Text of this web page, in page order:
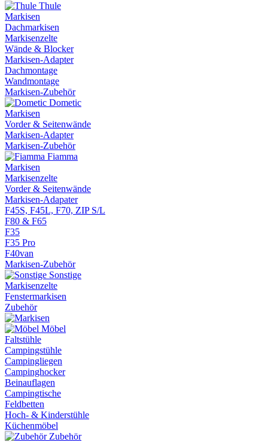
Thule
Markisen
Dachmarkisen
Markisenzelte
Wände & Blocker
Markisen-Adapter
Dachmontage
Wandmontage
Markisen-Zubehör
Dometic
Markisen
Vorder & Seitenwände
Markisen-Adapter
Markisen-Zubehör
Fiamma
Markisen
Markisenzelte
Vorder & Seitenwände
Markisen-Adapater
F45S, F45L, F70, ZIP S/L
F80 & F65
F35
F35 Pro
F40van
Markisen-Zubehör
Sonstige
Markisenzelte
Fenstermarkisen
Zubehör
Möbel
Faltstühle
Campingstühle
Campingliegen
Campinghocker
Beinauflagen
Campingtische
Feldbetten
Hoch- & Kinderstühle
Küchenmöbel
Zubehör